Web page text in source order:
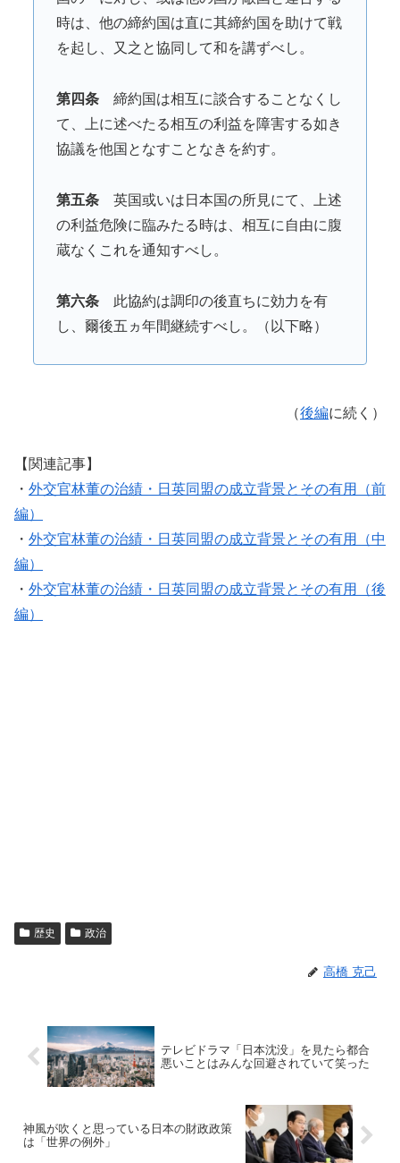
時は、他の締約国は直に其締約国を助けて戦
を起し、又之と協同して和を講ずべし。
第四条締約国は相互に談合することなくし
て、上に述べたる相互の利益を障害する如き
協議を他国となすことなきを約す。
第五条英国或いは日本国の所見にて、上述
の利益危険に臨みたる時は、相互に自由に腹
蔵なくこれを通知すべし。
第六条此協約は調印の後直ちに効力を有
し、爾後五ヵ年間継続すべし。（以下略）
（後編に続く）
【関連記事】
・ 外交官林董の治績・日英同盟の成立背景とその有用（前
編）
・ 外交官林董の治績・日英同盟の成立背景とその有用（中
編）
・ 外交官林董の治績・日英同盟の成立背景とその有用（後
編）
歴史 政治
高橋 克己
テレビドラマ「日本沈没」を見たら都合
悪いことはみんな回避されていて笑った
神風が吹くと思っている日本の財政政策
は「世界の例外」